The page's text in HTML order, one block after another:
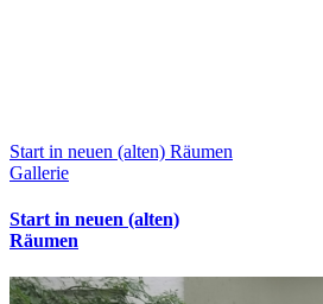
Start in neuen (alten) Räumen
Gallerie
Start in neuen (alten)
Räumen